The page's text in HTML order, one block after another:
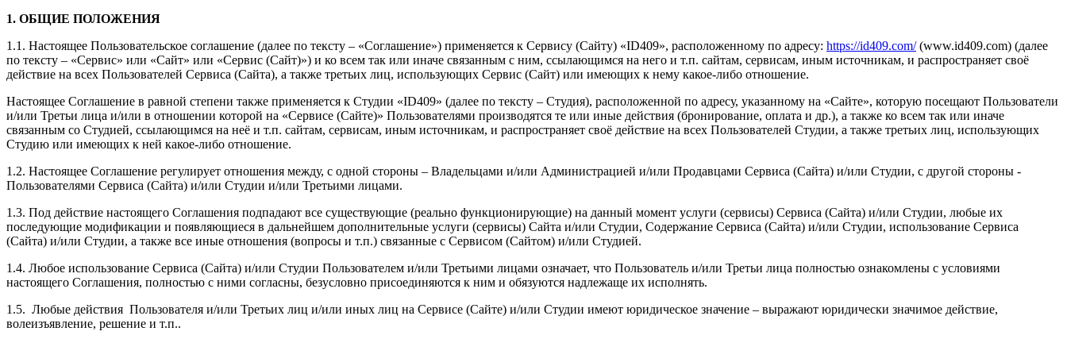
1. ОБЩИЕ ПОЛОЖЕНИЯ
1.1. Настоящее Пользовательское соглашение (далее по тексту – «Соглашение») применяется к Сервису (Сайту) «ID409», расположенному по адресу: https://id409.com/(www.id409.com) (далее
по тексту – «Сервис» или «Сайт» или «Сервис (Сайт)») и ко всем так или иначе связанным с ним, ссылающимся на него и т.п. сайтам, сервисам, иным источникам, и распространяет своё
действие на всех Пользователей Сервиса (Сайта), а также третьих лиц, использующих Сервис (Сайт) или имеющих к нему какое-либо отношение.
Настоящее Соглашение в равной степени также применяется к Студии «ID409» (далее по тексту – Студия), расположенной по адресу, указанному на «Сайте», которую посещают Пользователи
и/или Третьи лица и/или в отношении которой на «Сервисе (Сайте)» Пользователями производятся те или иные действия (бронирование, оплата и др.), а также ко всем так или иначе
связанным со Студией, ссылающимся на неё и т.п. сайтам, сервисам, иным источникам, и распространяет своё действие на всех Пользователей Студии, а также третьих лиц, использующих
Студию или имеющих к ней какое-либо отношение.
1.2. Настоящее Соглашение регулирует отношения между, с одной стороны – Владельцами и/или Администрацией и/или Продавцами Сервиса (Сайта) и/или Студии, с другой стороны -
Пользователями Сервиса (Сайта) и/или Студии и/или Третьими лицами.
1.3. Под действие настоящего Соглашения подпадают все существующие (реально функционирующие) на данный момент услуги (сервисы) Сервиса (Сайта) и/или Студии, любые их
последующие модификации и появляющиеся в дальнейшем дополнительные услуги (сервисы) Сайта и/или Студии, Содержание Сервиса (Сайта) и/или Студии, использование Сервиса
(Сайта) и/или Студии, а также все иные отношения (вопросы и т.п.) связанные с Сервисом (Сайтом) и/или Студией.
1.4. Любое использование Сервиса (Сайта) и/или Студии Пользователем и/или Третьими лицами означает, что Пользователь и/или Третьи лица полностью ознакомлены с условиями
настоящего Соглашения, полностью с ними согласны, безусловно присоединяются к ним и обязуются надлежаще их исполнять.
1.5. Любые действия Пользователя и/или Третьих лиц и/или иных лиц на Сервисе (Сайте) и/или Студии имеют юридическое значение – выражают юридически значимое действие,
волеизъявление, решение и т.п..